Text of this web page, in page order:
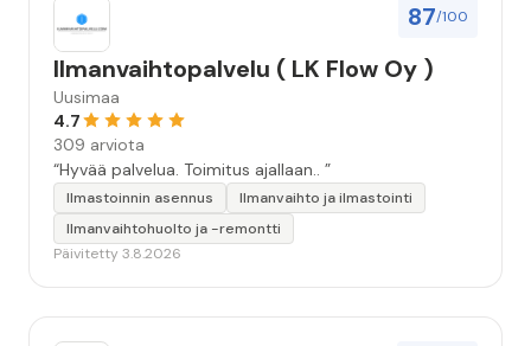
87/100
Ilmanvaihtopalvelu ( LK Flow Oy )
Uusimaa
4.7
309 arviota
“Hyvää palvelua. Toimitus ajallaan.. ”
Ilmastoinnin asennus
Ilmanvaihto ja ilmastointi
Ilmanvaihtohuolto ja -remontti
Päivitetty 3.8.2026